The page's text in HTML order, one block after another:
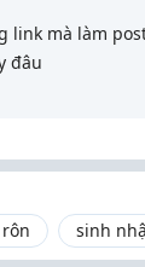
link mà làm
đâu
sinh